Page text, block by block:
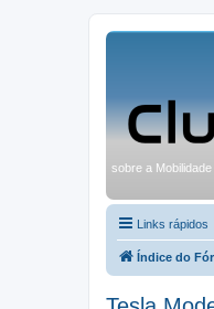
sobre a
Links rápidos
Índice do